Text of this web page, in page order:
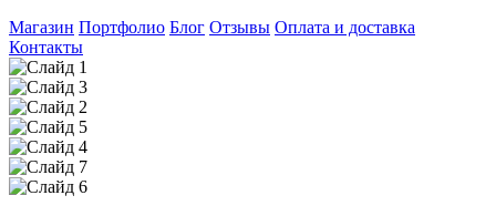
Магазин Портфолио Блог Отзывы Оплата и доставка
Контакты